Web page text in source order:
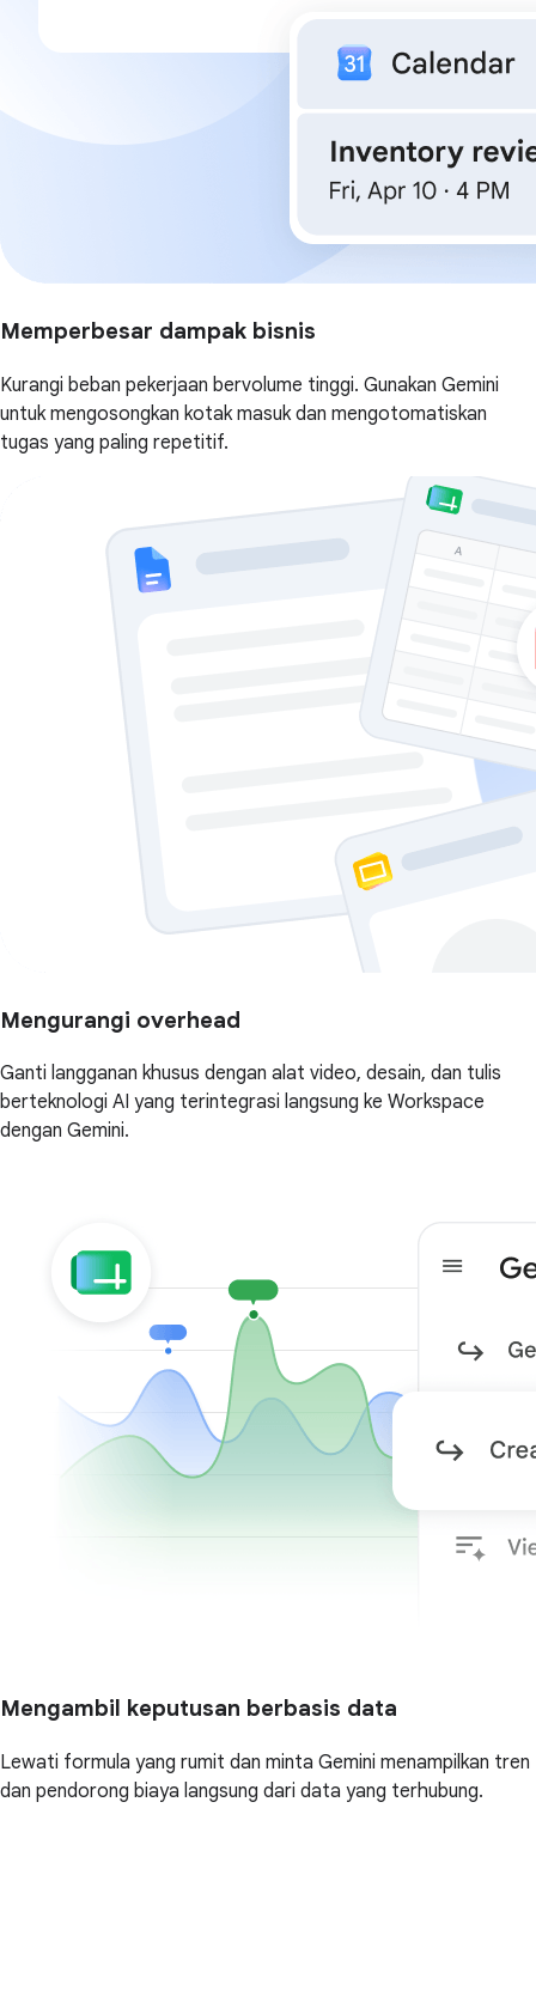
Memperbesar dampak bisnis
Kurangi beban pekerjaan bervolume tinggi. Gunakan Gemini
untuk mengosongkan kotak masuk dan mengotomatiskan
tugas yang paling repetitif.
Mengurangi overhead
Ganti langganan khusus dengan alat video, desain, dan tulis
berteknologi AI yang terintegrasi langsung ke Workspace
dengan Gemini.
Mengambil keputusan berbasis data
Lewati formula yang rumit dan minta Gemini menampilkan tren
dan pendorong biaya langsung dari data yang terhubung.